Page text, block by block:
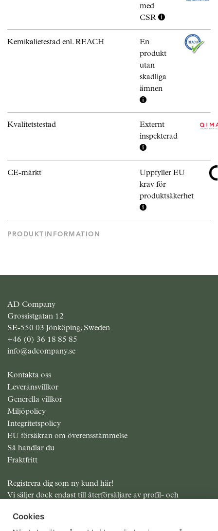
med
CSR
Kemikalietestad enl. REACH
En
produkt
utan
skadliga
ämnen
Kvalitetstestad
Externt
inspekterad
CE-märkt
Uppfyller EU
krav för
produktsäkerhet
PRODUKTINFORMATION
AD Company
Grossistgatan 12
SE-550 03 Jönköping, Sweden
+46 (0) 36 18 85 85
info@adcompany.se
Kontakta oss
Leveransvillkor
Generella villkor
Miljöpolicy
Integritetspolicy
EU försäkran om överensstämmelse
Så handlar du
Fraktfritt
Registrera dig som ny kund här!
Vi säljer dock endast till återförsäljare av profil- och
Cookies